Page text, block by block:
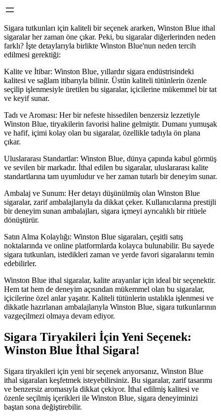
Sigara tutkunları için kaliteli bir seçenek ararken, Winston Blue ithal
sigaralar her zaman öne çıkar. Peki, bu sigaralar diğerlerinden neden
farklı? İşte detaylarıyla birlikte Winston Blue'nun neden tercih
edilmesi gerektiği:
Kalite ve İtibar: Winston Blue, yıllardır sigara endüstrisindeki
kalitesi ve sağlam itibarıyla bilinir. Üstün kaliteli tütünlerin özenle
seçilip işlenmesiyle üretilen bu sigaralar, içicilerine mükemmel bir tat
ve keyif sunar.
Tadı ve Aroması: Her bir nefeste hissedilen benzersiz lezzetiyle
Winston Blue, tiryakilerin favorisi haline gelmiştir. Dumanı yumuşak
ve hafif, içimi kolay olan bu sigaralar, özellikle tadıyla ön plana
çıkar.
Uluslararası Standartlar: Winston Blue, dünya çapında kabul görmüş
ve sevilen bir markadır. İthal edilen bu sigaralar, uluslararası kalite
standartlarına tam uyumludur ve her zaman tutarlı bir deneyim sunar.
Ambalaj ve Sunum: Her detayı düşünülmüş olan Winston Blue
sigaralar, zarif ambalajlarıyla da dikkat çeker. Kullanıcılarına prestijli
bir deneyim sunan ambalajları, sigara içmeyi ayrıcalıklı bir ritüele
dönüştürür.
Satın Alma Kolaylığı: Winston Blue sigaraları, çeşitli satış
noktalarında ve online platformlarda kolayca bulunabilir. Bu sayede
sigara tutkunları, istedikleri zaman ve yerde favori sigaralarını temin
edebilirler.
Winston Blue ithal sigaralar, kalite arayanlar için ideal bir seçenektir.
Hem tat hem de deneyim açısından mükemmel olan bu sigaralar,
içicilerine özel anlar yaşatır. Kaliteli tütünlerin ustalıkla işlenmesi ve
dikkatle hazırlanan ambalajlarıyla Winston Blue, sigara tutkunlarının
vazgeçilmezi olmaya devam ediyor.
Sigara Tiryakileri İçin Yeni Seçenek:
Winston Blue İthal Sigara!
Sigara tiryakileri için yeni bir seçenek arıyorsanız, Winston Blue
ithal sigaraları keşfetmek isteyebilirsiniz. Bu sigaralar, zarif tasarımı
ve benzersiz aromasıyla dikkat çekiyor. İthal edilmiş kalitesi ve
özenle seçilmiş içerikleri ile Winston Blue, sigara deneyiminizi
baştan sona değiştirebilir.